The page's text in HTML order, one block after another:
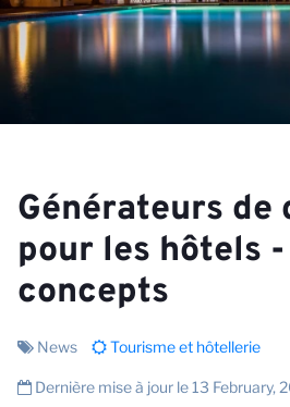
Générateurs de
pour les hôtels
concepts
News Tourisme et hôtellerie
Dernière mise à jour le 13 February,